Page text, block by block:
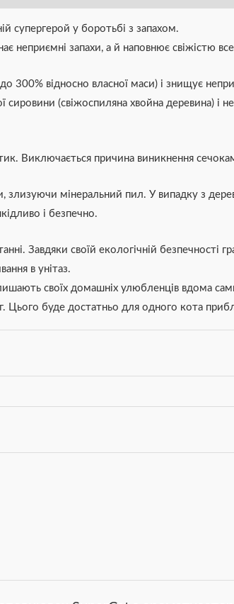
супергерой у боротьбі з запахом.
неприємні запахи, а й наповнює свіжістю
300% відносно власної маси) і знищує
сировини (свіжоспиляна хвойна деревина)
Виключається причина виникнення
злизуючи мінеральний пил. У випадку з
і безпечно.
Завдяки своїй екологічній безпечності
в унітаз.
своїх домашніх улюбленців вдома
буде достатньо для одного кота